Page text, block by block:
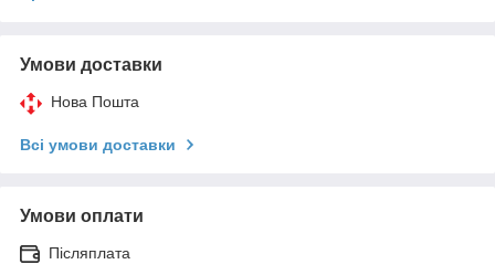
Умови доставки
Нова Пошта
Всі умови доставки
Умови оплати
Післяплата